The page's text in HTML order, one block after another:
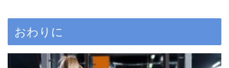
おわりに